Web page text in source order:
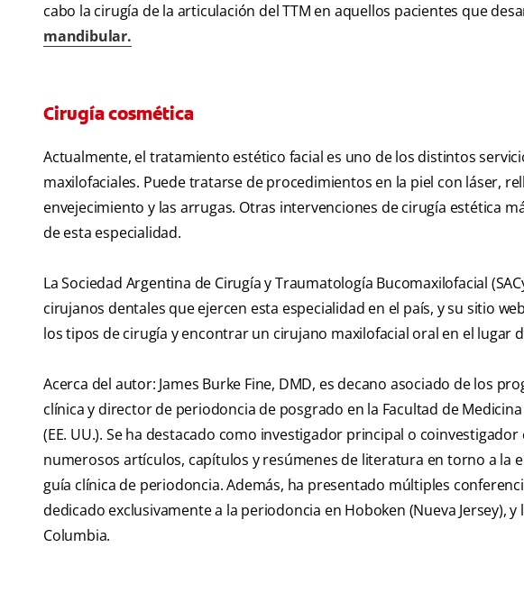
cabo la cirugía de la articulación del TTM en aquellos pacientes que
mandibular.
Cirugía cosmética
Actualmente, el tratamiento estético facial es uno de los distintos
maxilofaciales. Puede tratarse de procedimientos en la piel con láser,
envejecimiento y las arrugas. Otras intervenciones de cirugía estética
de esta especialidad.
La Sociedad Argentina de Cirugía y Traumatología Bucomaxilofacial
cirujanos dentales que ejercen esta especialidad en el país, y su sitio
los tipos de cirugía y encontrar un cirujano maxilofacial oral en el lugar
Acerca del autor: James Burke Fine, DMD, es decano asociado de los
clínica y director de periodoncia de posgrado en la Facultad de
(EE. UU.). Se ha destacado como investigador principal o
numerosos artículos, capítulos y resúmenes de literatura en torno a la
guía clínica de periodoncia. Además, ha presentado múltiples
dedicado exclusivamente a la periodoncia en Hoboken (Nueva Jersey),
Columbia.